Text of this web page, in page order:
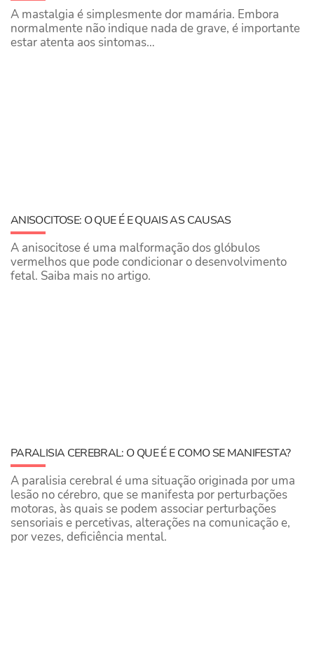
A mastalgia é simplesmente dor mamária. Embora
normalmente não indique nada de grave, é importante
estar atenta aos sintomas…
ANISOCITOSE: O QUE É E QUAIS AS CAUSAS
A anisocitose é uma malformação dos glóbulos
vermelhos que pode condicionar o desenvolvimento
fetal. Saiba mais no artigo.
PARALISIA CEREBRAL: O QUE É E COMO SE MANIFESTA?
​A paralisia cerebral é uma situação originada por uma
lesão no cérebro, que se manifesta por perturbações
motoras, às quais se podem associar perturbações
sensoriais e percetivas, alterações na comunicação e,
por vezes, deficiência mental.